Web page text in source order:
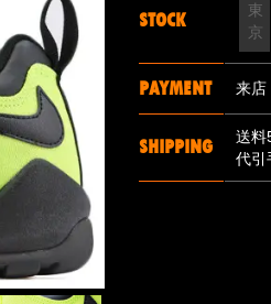
STOCK
東
京
PAYMENT 来店
SHIPPING
送料
代引